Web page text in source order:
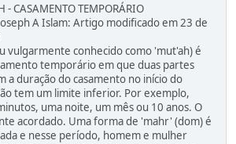
- CASAMENTO TEMPORÁRIO
A Islam: Artigo modificado em 23 de
vulgarmente conhecido como 'mut'ah) é
temporário em que duas partes
a duração do casamento no início do
tem um limite inferior. Por exemplo,
uma noite, um mês ou 10 anos. O
acordado. Uma forma de 'mahr' (dom) é
e nesse período, homem e mulher